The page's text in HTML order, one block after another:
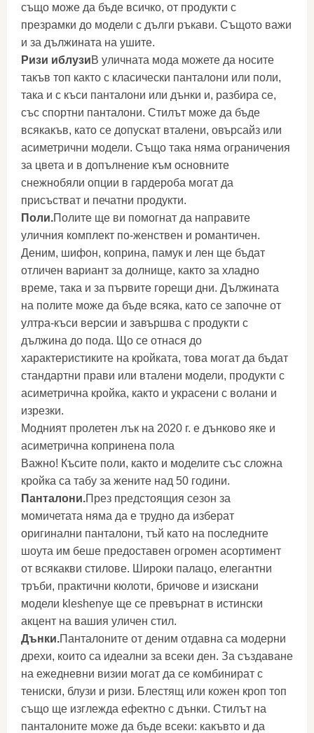
също може да бъде всичко, от продукти с
презрамки до модели с дълги ръкави. Същото важи
и за дължината на ушите.
Ризи иблузиВ уличната мода можете да носите
такъв топ както с класически панталони или поли,
така и с къси панталони или дънки и, разбира се,
със спортни панталони. Стилът може да бъде
всякакъв, като се допускат вталени, овърсайз или
асиметрични модели. Също така няма ограничения
за цвета и в допълнение към основните
снежнобяли опции в гардероба могат да
присъстват и печатни продукти.
Поли.Полите ще ви помогнат да направите
уличния комплект по-женствен и романтичен.
Деним, шифон, коприна, памук и лен ще бъдат
отличен вариант за долнище, както за хладно
време, така и за първите горещи дни. Дължината
на полите може да бъде всяка, като се започне от
ултра-къси версии и завършва с продукти с
дължина до пода. Що се отнася до
характеристиките на кройката, това могат да бъдат
стандартни прави или вталени модели, продукти с
асиметрична кройка, както и украсени с волани и
изрезки.
Модният пролетен лък на 2020 г. е дънково яке и
асиметрична копринена пола
Важно! Късите поли, както и моделите със сложна
кройка са табу за жените над 50 години.
Панталони.През предстоящия сезон за
момичетата няма да е трудно да изберат
оригинални панталони, тъй като на последните
шоута им беше предоставен огромен асортимент
от всякакви стилове. Широки палацо, елегантни
тръби, практични кюлоти, бричове и изискани
модели kleshenye ще се превърнат в истински
акцент на вашия уличен стил.
Дънки.Панталоните от деним отдавна са модерни
дрехи, които са идеални за всеки ден. За създаване
на ежедневни визии могат да се комбинират с
тениски, блузи и ризи. Блестящ или кожен кроп топ
също ще изглежда ефектно с дънки. Стилът на
панталоните може да бъде всеки: какъвто и да